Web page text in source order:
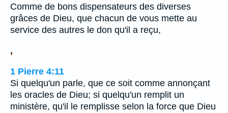
Comme de bons dispensateurs des diverses
grâces de Dieu, que chacun de vous mette au
service des autres le don qu'il a reçu,
,
1 Pierre 4:11
Si quelqu'un parle, que ce soit comme annonçant
les oracles de Dieu; si quelqu'un remplit un
ministère, qu'il le remplisse selon la force que Dieu